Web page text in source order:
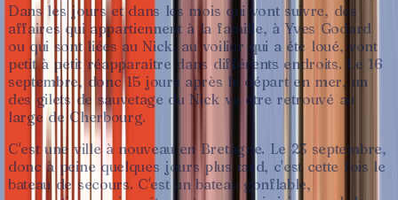
Dans les jours et dans les mois qui vont suivre, des
affaires qui appartiennent à la famille, à Yves Godard
ou qui sont liées au Nick, au voilier qui a été loué, vont
petit à petit réapparaître dans différents endroits. Le 16
septembre, donc 15 jours après le départ en mer, un
des gilets de sauvetage du Nick va être retrouvé au
large de Cherbourg.
C'est une ville à nouveau en Bretagne. Le 23 septembre,
donc à peine quelques jours plus tard, c'est cette fois le
bateau de secours. C'est un bateau gonflable,